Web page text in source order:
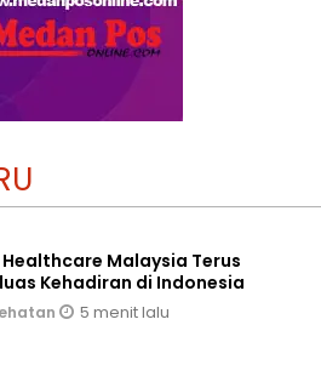
Healthcare Malaysia Terus
Kehadiran di Indonesia
5 menit lalu